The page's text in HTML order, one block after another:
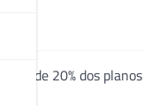
de 20% dos